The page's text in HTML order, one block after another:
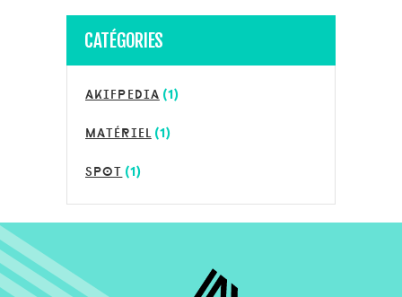
CATÉGORIES
akifpedia (1)
matériel (1)
spot (1)